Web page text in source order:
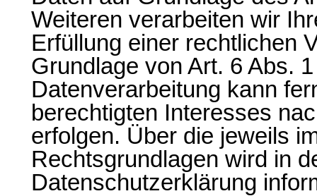
Weiteren verarbeiten wir
Erfüllung einer rechtlichen
Grundlage von Art. 6 Abs.
Datenverarbeitung kann
berechtigten Interesses
erfolgen. Über die jeweils
Rechtsgrundlagen wird in
Datenschutzerklärung